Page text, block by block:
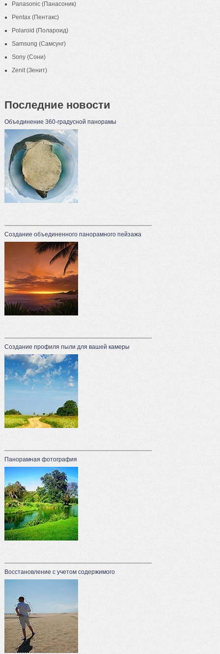
Panasonic (Панасоник)
Pentax (Пентакс)
Polaroid (Полароид)
Samsung (Самсунг)
Sony (Сони)
Zenit (Зенит)
Последние новости
Объединение 360-градусной панорамы
Создание объединенного панорамного пейзажа
Создание профиля пыли для вашей камеры
Панорамная фотография
Восстановление с учетом содержимого